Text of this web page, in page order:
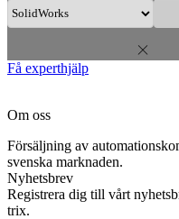
Få experthjälp
Om oss
Försäljning av
svenska marknaden.
Nyhetsbrev
Registrera dig till vårt
trix.